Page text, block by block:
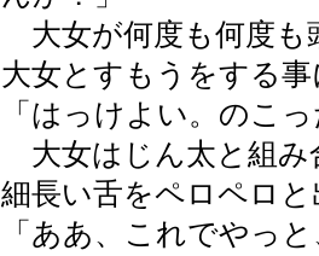
大女が何度も何度も
大女とすもうをする
「はっけよい。のこ
大女はじん太と組み
細長い舌をペロペロ
「ああ、これでやっ